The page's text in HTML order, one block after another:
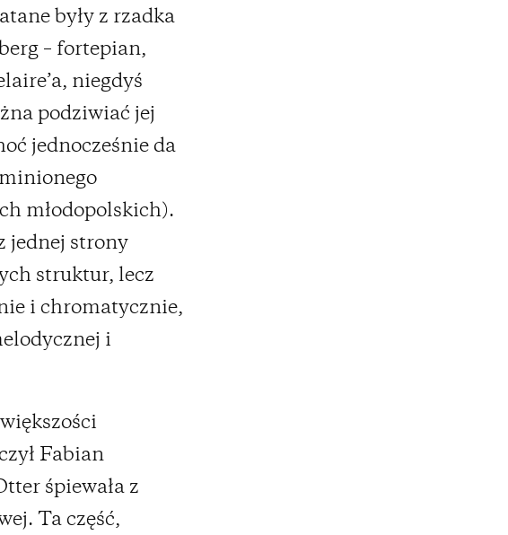
były z rzadka
– fortepian,
niegdyś
podziwiać jej
jednocześnie da
młodopolskich).
jednej strony
struktur, lecz
i chromatycznie,
i
Fabian
śpiewała z
Ta część,